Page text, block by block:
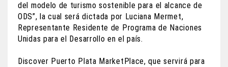
del modelo de turismo sostenible para el alcance de
ODS”, la cual será dictada por Luciana Mermet,
Representante Residente de Programa de Naciones
Unidas para el Desarrollo en el país.
Discover Puerto Plata MarketPlace, que servirá para